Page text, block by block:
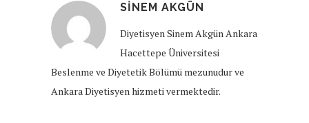
SINEM AKGÜN
Diyetisyen Sinem Akgün Ankara
Hacettepe Üniversitesi
Beslenme ve Diyetetik Bölümü mezunudur ve
Ankara Diyetisyen hizmeti vermektedir.